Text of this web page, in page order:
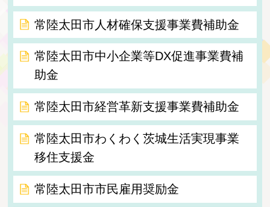
常陸太田市人材確保支援事業費補助金
常陸太田市中小企業等DX促進事業費補
助金
常陸太田市経営革新支援事業費補助金
常陸太田市わくわく茨城生活実現事業
移住支援金
常陸太田市市民雇用奨励金